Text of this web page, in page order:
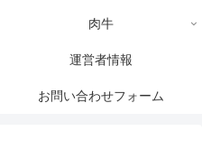
肉牛
運営者情報
お問い合わせフォーム